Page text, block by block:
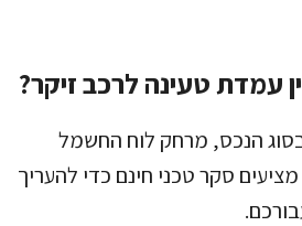
עמדת טעינה לרכב זיקר?
הנכס, מרחק לוח החשמל
סקר טכני חינם כדי להעריך